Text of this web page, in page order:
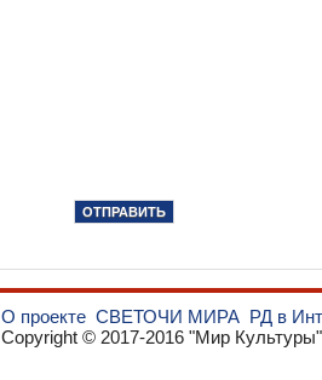
О проекте СВЕТОЧИ МИРА РД в
Copyright © 2017-2016 "Мир Культуры"